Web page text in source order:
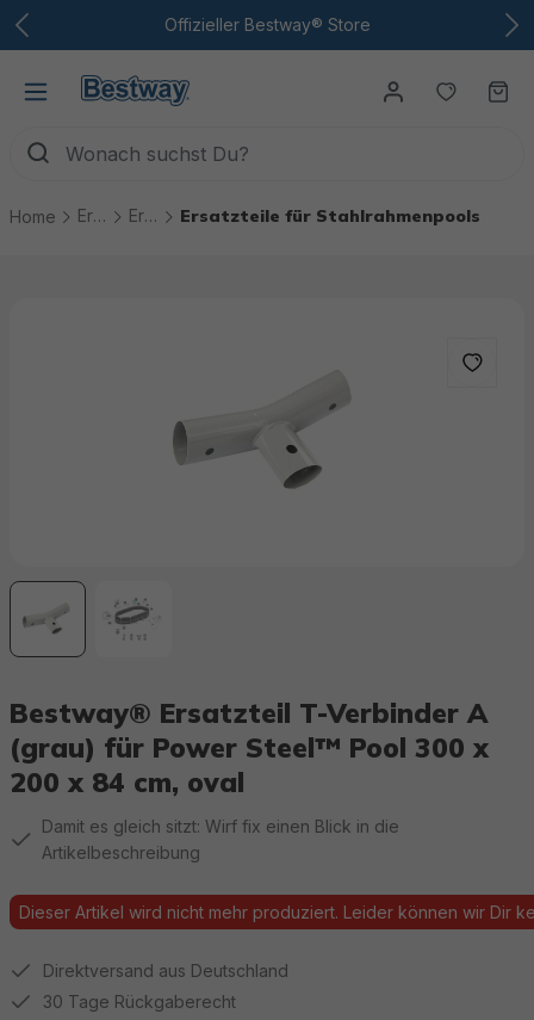
Zum Hauptinhalt Offizieller Bestway® Store
Du
Home Ersatzteile Ersatzteile Pools Ersatzteile für Stahlrahmenpools
Bestway® Ersatzteil T-Verbinder A
(grau) für Power Steel™ Pool 300 x
200 x 84 cm, oval
Damit es gleich sitzt: Wirf fix einen Blick in die
Artikelbeschreibung
Dieser Artikel wird nicht mehr produziert. Leider können wir Dir
Direktversand aus Deutschland
30 Tage Rückgaberecht